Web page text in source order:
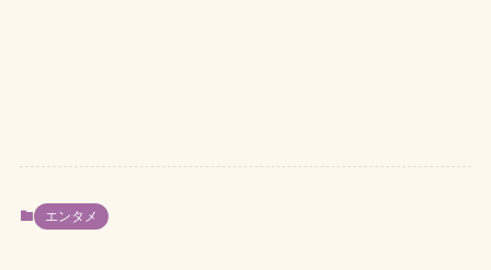
エンタメ